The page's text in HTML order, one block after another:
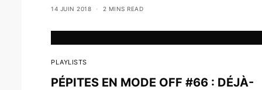
14 JUIN 2018 2 MINS READ
PLAYLISTS
PÉPITES EN MODE OFF #66 : DÉJÀ-